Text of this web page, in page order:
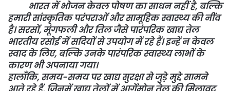
भारत में भोजन केवल पोषण का साधन नहीं है, बल्कि
हमारी सांस्कृतिक परंपराओं और सामूहिक स्वास्थ्य की नींव
है। सरसों, मूंगफली और तिल जैसे पारंपरिक खाद्य तेल
भारतीय रसोई में सदियों से उपयोग में रहे हैं। इन्हें न केवल
स्वाद के लिए, बल्कि उनके पारंपरिक स्वास्थ्य लाभों के
कारण भी अपनाया गया।
हालाँकि, समय-समय पर खाद्य सुरक्षा से जुड़े मुद्दे सामने